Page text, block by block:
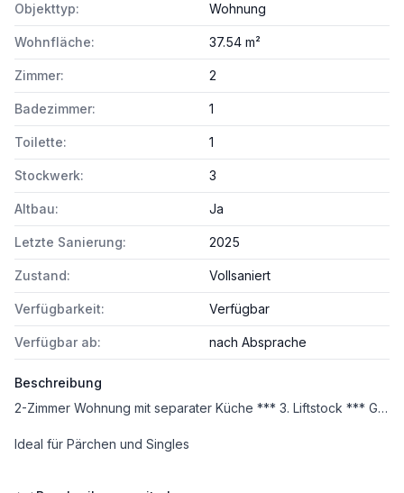
Objekttyp: Wohnung
Wohnfläche: 37.54 m²
Zimmer: 2
Badezimmer: 1
Toilette: 1
Stockwerk: 3
Altbau: Ja
Letzte Sanierung: 2025
Zustand: Vollsaniert
Verfügbarkeit: Verfügbar
Verfügbar ab: nach Absprache
Beschreibung
2-Zimmer Wohnung mit separater Küche *** 3. Liftstock *** Garagenplatz optional *** Nähe U1 Südtiroler Platz und Bahnhof Matzleinsdorfer Platz sowie U2 Matzleinsdorfer Platz (Fertigstellung 2026-2027)
Ideal für Pärchen und Singles